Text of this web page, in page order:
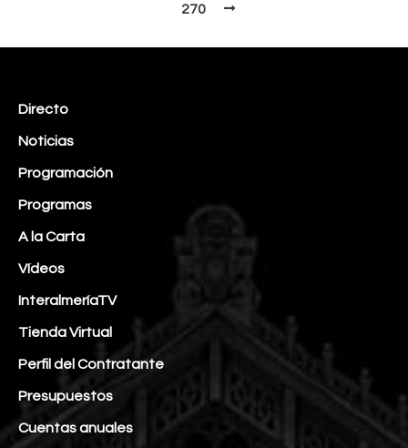
270
Directo
Noticias
Programación
Programas
A la Carta
Vídeos
InteralmeríaTV
Tienda Virtual
Perfil del Contratante
Presupuestos
Cuentas anuales